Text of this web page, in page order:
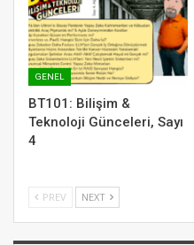
GENEL
BT101: Bilişim &
Teknoloji Günceleri, Sayı
4
PREV NEXT